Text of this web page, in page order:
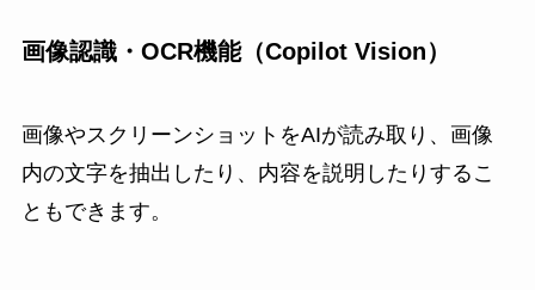
画像認識・OCR機能（Copilot Vision）
画像やスクリーンショットをAIが読み取り、画像
内の文字を抽出したり、内容を説明したりするこ
ともできます。